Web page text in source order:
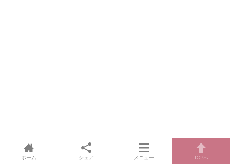
ホーム シェア メニュー TOPへ